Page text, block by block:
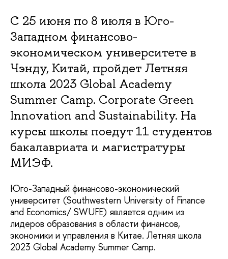
С 25 июня по 8 июля в Юго-
Западном финансово-
экономическом университете в
Чэнду, Китай, пройдет Летняя
школа 2023 Global Academy
Summer Camp. Corporate Green
Innovation and Sustainability. На
курсы школы поедут 11 студентов
бакалавриата и магистратуры
МИЭФ.
Юго-Западный финансово-экономический
университет (Southwestern University of Finance
and Economics/ SWUFE) является одним из
лидеров образования в области финансов,
экономики и управления в Китае. Летняя школа
2023 Global Academy Summer Camp.